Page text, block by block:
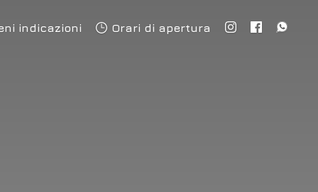
indicazioni Orari di apertura